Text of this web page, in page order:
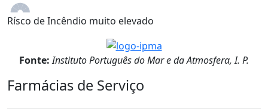
Rísco de Incêndio muito elevado
Fonte: Instituto Português do Mar e da Atmosfera, I. P.
Farmácias de Serviço